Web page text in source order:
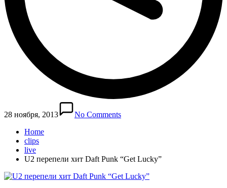
28 ноября, 2013
No Comments
Home
clips
live
U2 перепели хит Daft Punk “Get Lucky”